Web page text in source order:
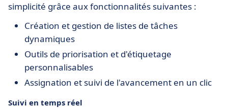
simplicité grâce aux fonctionnalités suivantes :
Création et gestion de listes de tâches
dynamiques
Outils de priorisation et d'étiquetage
personnalisables
Assignation et suivi de l'avancement en un clic
Suivi en temps réel